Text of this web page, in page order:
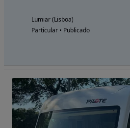
Lumiar (Lisboa)
Particular • Publicado